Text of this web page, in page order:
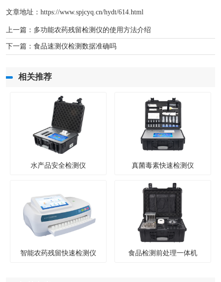
文章地址： https://www.spjcyq.cn/hydt/614.html
上一篇： 多功能农药残留检测仪的使用方法介绍
下一篇： 食品速测仪检测数据准确吗
相关推荐
水产品安全检测仪 真菌毒素快速检测仪
智能农药残留快速检测仪 食品检测前处理一体机